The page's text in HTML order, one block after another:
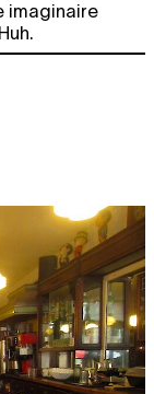
imaginaire